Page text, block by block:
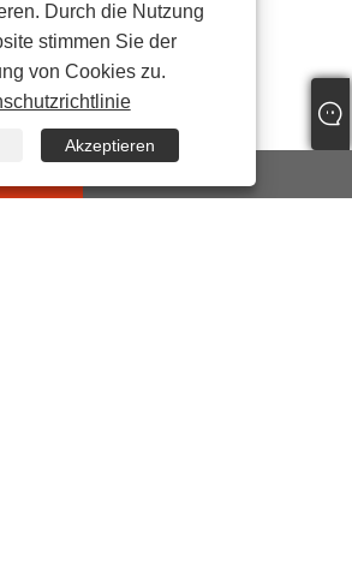
Durch die Nutzung
stimmen Sie der
von Cookies zu.
Akzeptieren